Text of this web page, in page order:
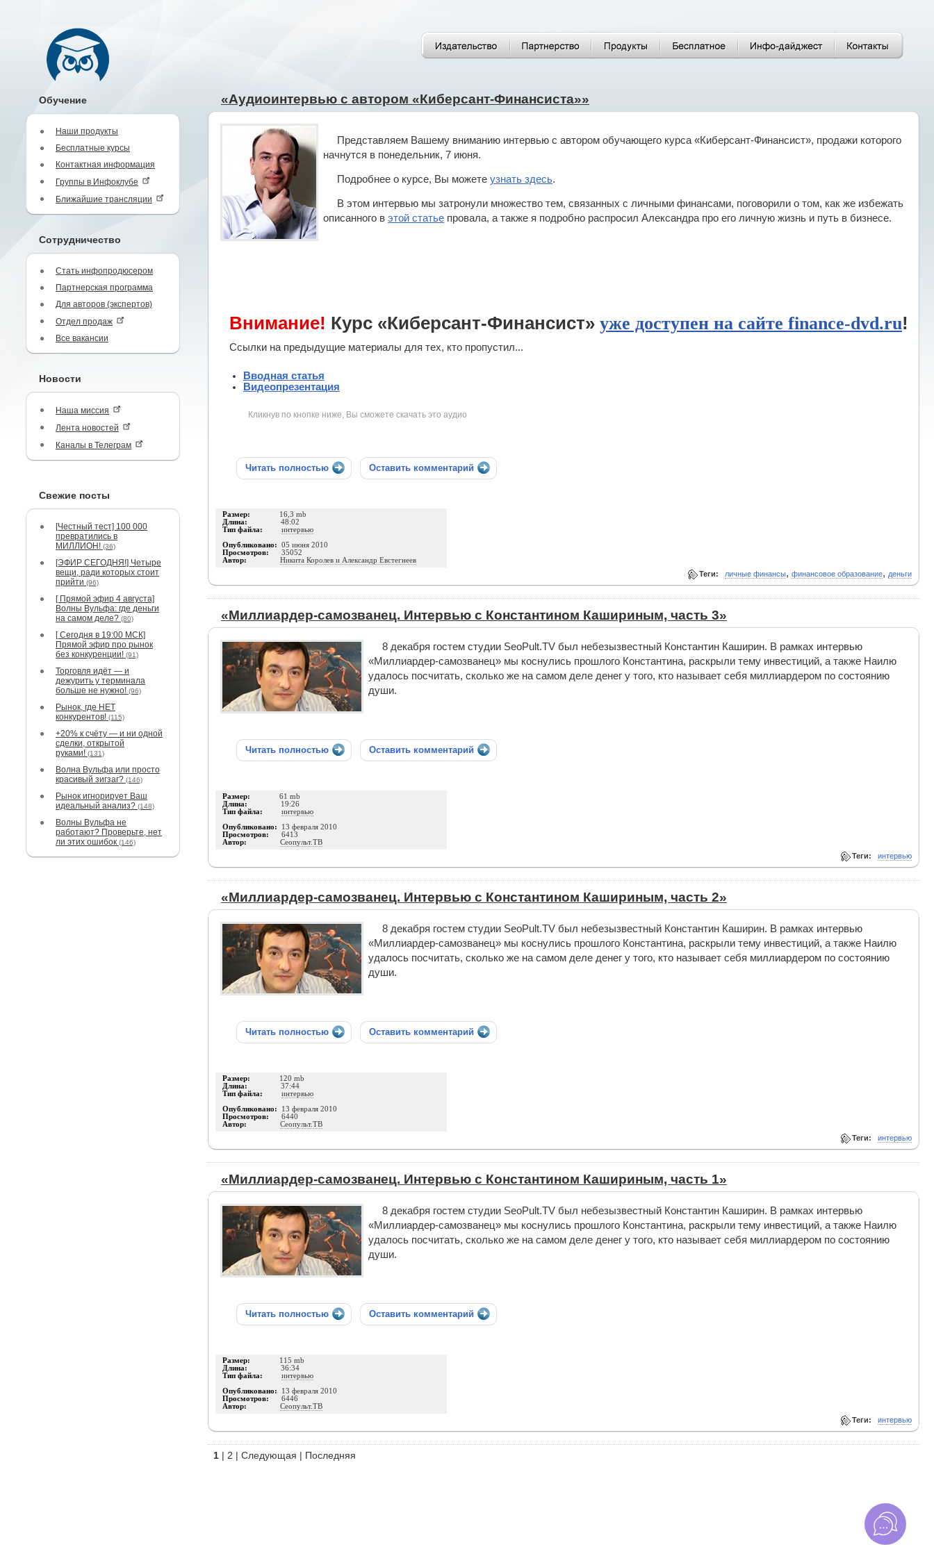
Обучение
Наши продукты
Бесплатные курсы
Контактная информация
Группы в Инфоклубе
Ближайшие трансляции
Сотрудничество
Стать инфопродюсером
Партнерская программа
Для авторов (экспертов)
Отдел продаж
Все вакансии
Новости
Наша миссия
Лента новостей
Каналы в Телеграм
Свежие посты
[Честный тест] 100 000
превратились в
МИЛЛИОН! (36)
[ЭФИР СЕГОДНЯ!] Четыре
вещи, ради которых стоит
прийти (96)
[ Прямой эфир 4 августа]
Волны Вульфа: где деньги
на самом деле? (80)
[ Сегодня в 19:00 МСК]
Прямой эфир про рынок
без конкуренции! (91)
Торговля идёт — и
дежурить у терминала
больше не нужно! (96)
Рынок, где НЕТ
конкурентов! (115)
+20% к счёту — и ни одной
сделки, открытой
руками! (131)
Волна Вульфа или просто
красивый зигзаг? (146)
Рынок игнорирует Ваш
идеальный анализ? (148)
Волны Вульфа не
работают? Проверьте, нет
ли этих ошибок (146)
«Аудиоинтервью с автором «Киберсант-Финансиста»»
Представляем Вашему вниманию интервью с автором обучающего курса «Киберсант-Финансист», продажи которого
начнутся в понедельник, 7 июня.
Подробнее о курсе, Вы можете узнать здесь.
В этом интервью мы затронули множество тем, связанных с личными финансами, поговорили о том, как же избежать
описанного в этой статье провала, а также я подробно распросил Александра про его личную жизнь и путь в бизнесе.
Внимание! Курс «Киберсант-Финансист» уже доступен на сайте finance-dvd.ru!
Ссылки на предыдущие материалы для тех, кто пропустил...
Вводная статья
Видеопрезентация
Кликнув по кнопке ниже, Вы сможете скачать это аудио
Читать полностью Оставить комментарий
Размер: 16,3 mb
Длина: 48:02
Тип файла: интервью
Опубликовано: 05 июня 2010
Просмотров: 35052
Автор: Никита Королев и Александр Евстегнеев
Теги: личные финансы, финансовое образование, деньги
«Миллиардер-самозванец. Интервью с Константином Кашириным, часть 3»
8 декабря гостем студии SeoPult.TV был небезызвестный Константин Каширин. В рамках интервью
«Миллиардер-самозванец» мы коснулись прошлого Константина, раскрыли тему инвестиций, а также Наилю
удалось посчитать, сколько же на самом деле денег у того, кто называет себя миллиардером по состоянию
души.
Читать полностью Оставить комментарий
Размер: 61 mb
Длина: 19:26
Тип файла: интервью
Опубликовано: 13 февраля 2010
Просмотров: 6413
Автор: Сеопульт.ТВ
Теги: интервью
«Миллиардер-самозванец. Интервью с Константином Кашириным, часть 2»
8 декабря гостем студии SeoPult.TV был небезызвестный Константин Каширин. В рамках интервью
«Миллиардер-самозванец» мы коснулись прошлого Константина, раскрыли тему инвестиций, а также Наилю
удалось посчитать, сколько же на самом деле денег у того, кто называет себя миллиардером по состоянию
души.
Читать полностью Оставить комментарий
Размер: 120 mb
Длина: 37:44
Тип файла: интервью
Опубликовано: 13 февраля 2010
Просмотров: 6440
Автор: Сеопульт.ТВ
Теги: интервью
«Миллиардер-самозванец. Интервью с Константином Кашириным, часть 1»
8 декабря гостем студии SeoPult.TV был небезызвестный Константин Каширин. В рамках интервью
«Миллиардер-самозванец» мы коснулись прошлого Константина, раскрыли тему инвестиций, а также Наилю
удалось посчитать, сколько же на самом деле денег у того, кто называет себя миллиардером по состоянию
души.
Читать полностью Оставить комментарий
Размер: 115 mb
Длина: 36:34
Тип файла: интервью
Опубликовано: 13 февраля 2010
Просмотров: 6446
Автор: Сеопульт.ТВ
Теги: интервью
1 | 2 | Следующая | Последняя